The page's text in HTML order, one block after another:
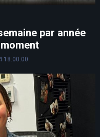
par année
18:00:00